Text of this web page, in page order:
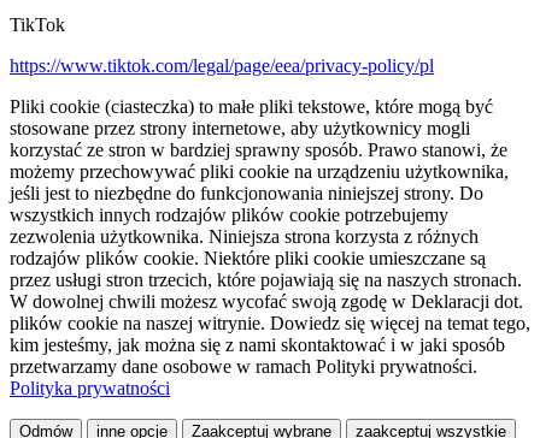
TikTok
https://www.tiktok.com/legal/page/eea/privacy-policy/pl
Pliki cookie (ciasteczka) to małe pliki tekstowe, które mogą być
stosowane przez strony internetowe, aby użytkownicy mogli
korzystać ze stron w bardziej sprawny sposób. Prawo stanowi, że
możemy przechowywać pliki cookie na urządzeniu użytkownika,
jeśli jest to niezbędne do funkcjonowania niniejszej strony. Do
wszystkich innych rodzajów plików cookie potrzebujemy
zezwolenia użytkownika. Niniejsza strona korzysta z różnych
rodzajów plików cookie. Niektóre pliki cookie umieszczane są
przez usługi stron trzecich, które pojawiają się na naszych stronach.
W dowolnej chwili możesz wycofać swoją zgodę w Deklaracji dot.
plików cookie na naszej witrynie. Dowiedz się więcej na temat tego,
kim jesteśmy, jak można się z nami skontaktować i w jaki sposób
przetwarzamy dane osobowe w ramach Polityki prywatności.
Polityka prywatności
Odmów inne opcje Zaakceptuj wybrane zaakceptuj wszystkie